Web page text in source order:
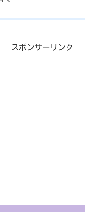
スポンサーリンク